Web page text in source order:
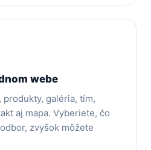
webe
produkty, galéria, tím,
aj mapa. Vyberiete, čo
zvyšok môžete